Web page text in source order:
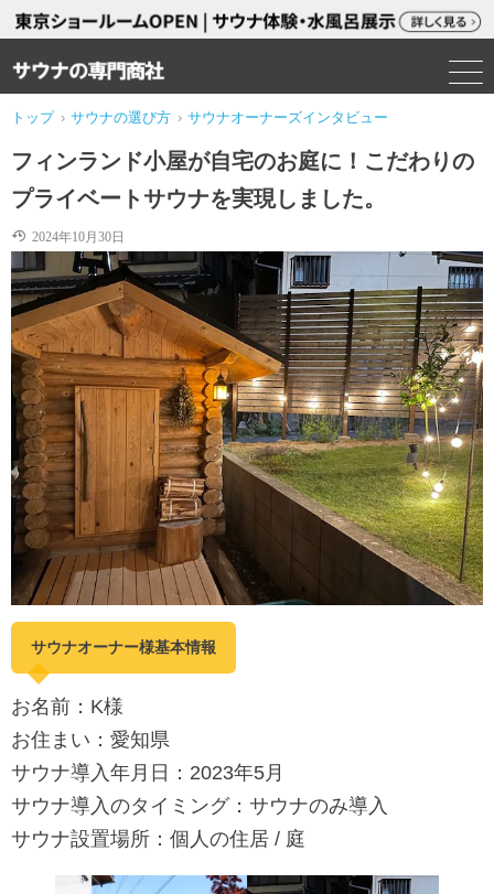
トップ › サウナの選び方 › サウナオーナーズインタビュー
フィンランド小屋が自宅のお庭に！こだわりの
プライベートサウナを実現しました。
2024年10月30日
サウナオーナー様基本情報
お名前：K様
お住まい：愛知県
サウナ導入年月日：2023年5月
サウナ導入のタイミング：サウナのみ導入
サウナ設置場所：個人の住居 / 庭